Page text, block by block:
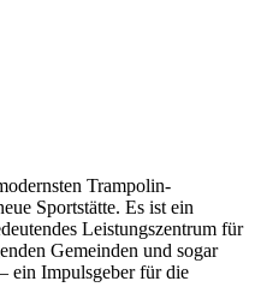
Trampolin-
Sportstätte. Es ist ein
Leistungszentrum für
Gemeinden und sogar
ein Impulsgeber für die